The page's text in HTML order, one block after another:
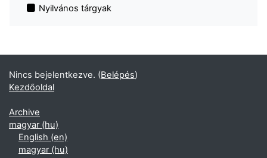
Nyilvános tárgyak
Nincs bejelentkezve. (Belépés)
Kezdőoldal
Archive
magyar ‎(hu)‎
English ‎(en)‎
magyar ‎(hu)‎